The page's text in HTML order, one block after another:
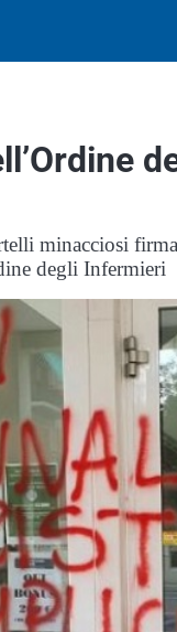
minacciosi
degli Infermieri